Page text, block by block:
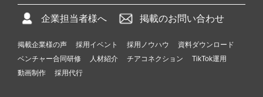
企業担当者様へ 掲載のお問い合わせ
掲載企業様の声 採用イベント 採用ノウハウ
資料ダウンロード
ベンチャー合同研修
人材紹介 チアコネクション
TikTok運用
動画制作
採用代行